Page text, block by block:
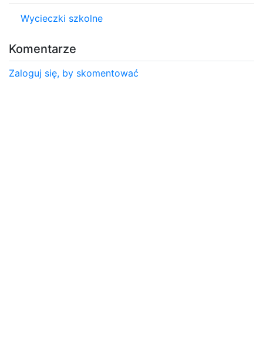
Wycieczki szkolne
Komentarze
Zaloguj się, by skomentować